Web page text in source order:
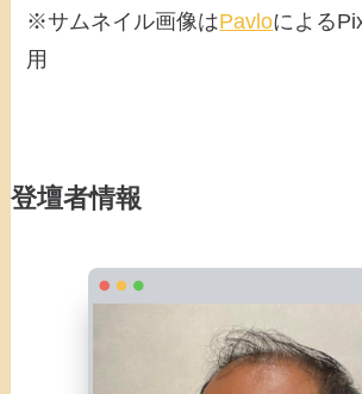
※サムネイル画像はPavloによる
用
登壇者情報